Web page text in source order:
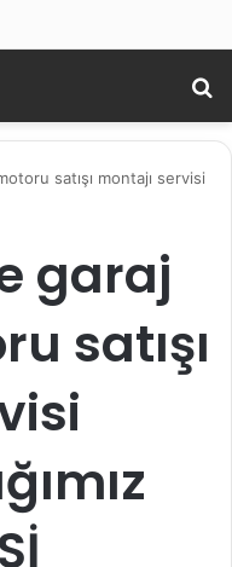
satışı montajı servisi
garaj
satışı